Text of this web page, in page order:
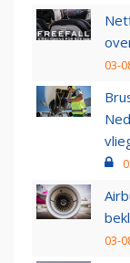
03-
03-